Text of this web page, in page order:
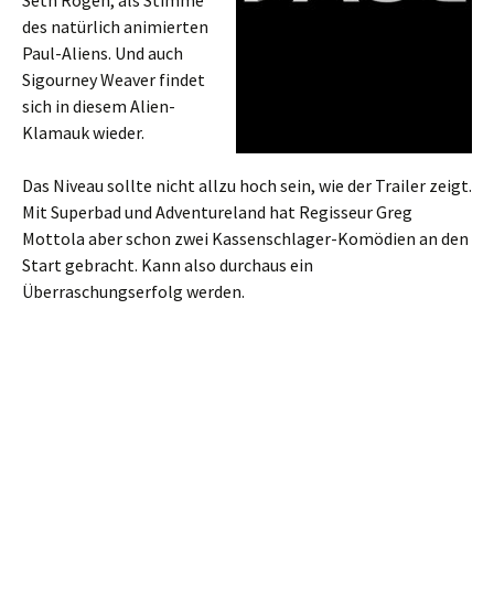
des natürlich animierten
Paul-Aliens. Und auch
Sigourney Weaver findet
sich in diesem Alien-
Klamauk wieder.
Das Niveau sollte nicht allzu hoch sein, wie der Trailer zeigt.
Mit Superbad und Adventureland hat Regisseur Greg
Mottola aber schon zwei Kassenschlager-Komödien an den
Start gebracht. Kann also durchaus ein
Überraschungserfolg werden.